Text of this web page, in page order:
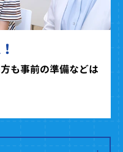
も事前の準備などは